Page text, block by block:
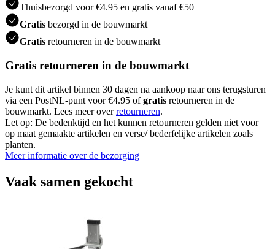
Thuisbezorgd voor €4.95 en gratis vanaf €50
Gratis bezorgd in de bouwmarkt
Gratis retourneren in de bouwmarkt
Gratis retourneren in de bouwmarkt
Je kunt dit artikel binnen 30 dagen na aankoop naar ons terugsturen
via een PostNL-punt voor €4.95 ofgratis retourneren in de
bouwmarkt. Lees meer overretourneren.
Let op: De bedenktijd en het kunnen retourneren gelden niet voor
op maat gemaakte artikelen en verse/ bederfelijke artikelen zoals
planten.
Meer informatie over de bezorging
Vaak samen gekocht